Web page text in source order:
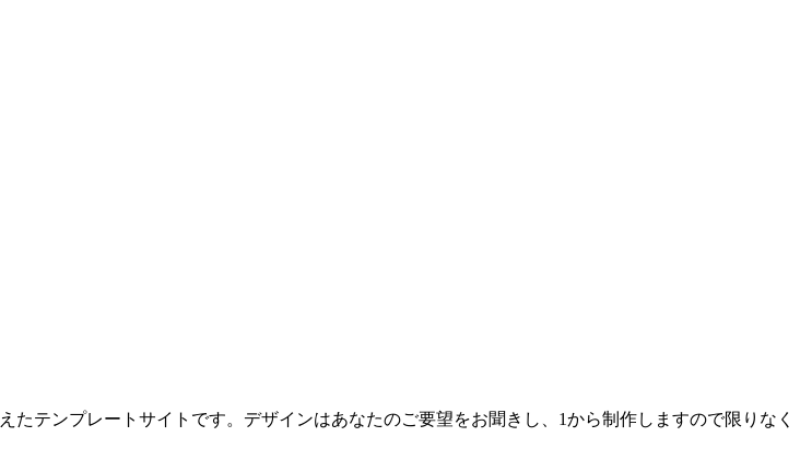
テンプレートサイトです。デザインはあなたのご要望をお聞きし、1から制作しますので限りなく